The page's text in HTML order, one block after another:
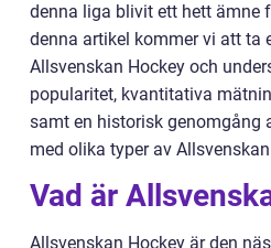
denna liga blivit ett hett ämne
denna artikel kommer vi att ta
Allsvenskan Hockey och
popularitet, kvantitativa
samt en historisk genomgång
med olika typer av
Vad är
Allsvenskan Hockey är den